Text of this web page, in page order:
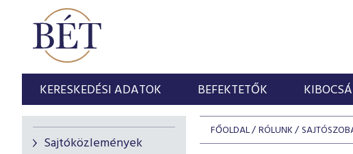
KERESKEDÉSI ADATOK BEFEKTETŐK
Sajtóközlemények
FŐOLDAL RÓLUNK